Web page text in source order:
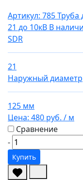
Артикул: 785Труба
21 до 10кВ В
SDR
21
Наружный диаметр
125 мм
Цена: 480 руб. / м
Сравнение
-
Купить